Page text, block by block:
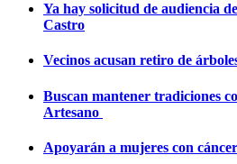
Ya hay solicitud de audiencia
Castro
Vecinos acusan retiro de
Buscan mantener tradiciones
Artesano
Apoyarán a mujeres con